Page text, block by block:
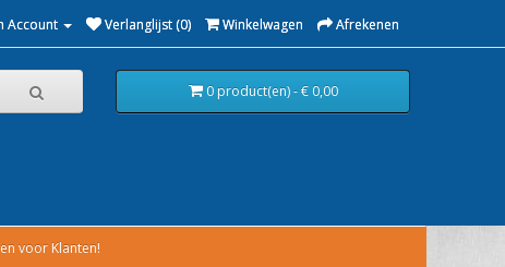
Account Verlanglijst (0) Winkelwagen Afrekenen
0 product(en) - € 0,00
voor Klanten!